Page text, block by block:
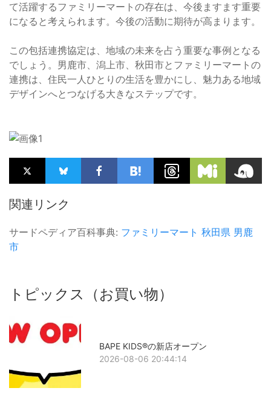
て活躍するファミリーマートの存在は、今後ますます重要
になると考えられます。今後の活動に期待が高まります。
この包括連携協定は、地域の未来を占う重要な事例となる
でしょう。男鹿市、潟上市、秋田市とファミリーマートの
連携は、住民一人ひとりの生活を豊かにし、魅力ある地域
デザインへとつなげる大きなステップです。
関連リンク
サードペディア百科事典: ファミリーマート 秋田県 男鹿
市
トピックス（お買い物）
BAPE KIDS®の新店オープン
2026-08-06 20:44:14